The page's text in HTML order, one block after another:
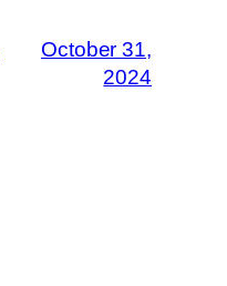
October 31,
2024